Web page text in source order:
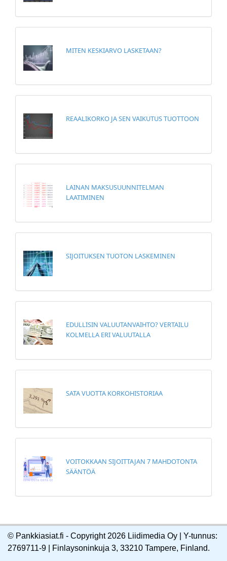
MITEN KESKIARVO LASKETAAN?
REAALIKORKO JA SEN VAIKUTUS TUOTTOON
LAINAN MAKSUSUUNNITELMAN
LAATIMINEN
SIJOITUKSEN TUOTON LASKEMINEN
EDULLISIN VALUUTANVAIHTO? VERTAILU
KOLMELLA ERI VALUUTALLA
SATA VUOTTA KORKOHISTORIAA
VOITOKKAAN SIJOITTAJAN 7 MAHDOTONTA
SÄÄNTÖÄ
© Pankkiasiat.fi - Copyright 2026 Liidimedia Oy | Y-tunnus:
2769711-9 | Finlaysoninkuja 3, 33210 Tampere, Finland.